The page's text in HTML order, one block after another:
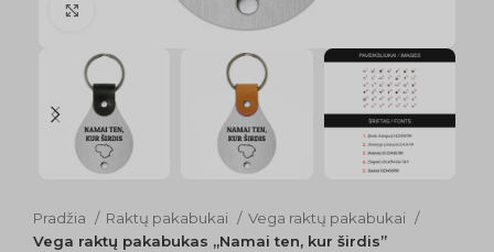
Click to enlarge
Pradžia Raktų pakabukai
Vega raktų pakabukai
Vega raktų pakabukas „Namai ten, kur širdis”